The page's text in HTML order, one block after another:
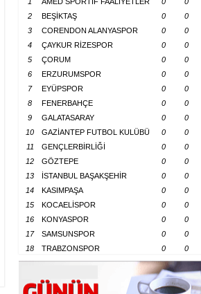
2
BEŞİKTAŞ 0
0
3
CORENDON ALANYASPOR 0
0
4
ÇAYKUR RİZESPOR 0
0
5
ÇORUM 0
0
6
ERZURUMSPOR 0
0
7
EYÜPSPOR 0
0
8
FENERBAHÇE 0
0
9
GALATASARAY 0
0
10
GAZİANTEP FUTBOL KULÜBÜ 0
0
11
GENÇLERBİRLİĞİ 0
0
12
GÖZTEPE 0
0
13
İSTANBUL BAŞAKŞEHİR 0
0
14
KASIMPAŞA 0
0
15
KOCAELİSPOR 0
0
16
KONYASPOR 0
0
17
SAMSUNSPOR 0
0
18
TRABZONSPOR 0 0